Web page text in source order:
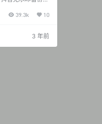
】 抖音 咬一口
期 【29V】 20
酱 微密圈 NO.00
妃妃酱 微密圈
39.3k 10
3 年前